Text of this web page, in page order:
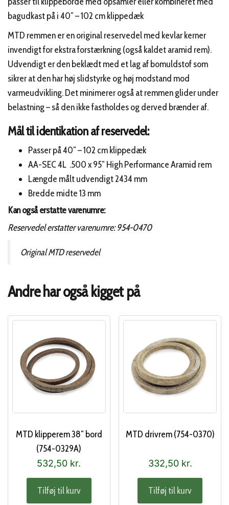
bagudkast på i 40″ – 102 cm klippedæk
MTD remmen er en original reservedel med kevlar kerner
invendigt for ekstra forstærkning (også kaldet aramid rem).
Udvendigt er den beklædt med et lag af bomuldstof som
sikrer at den har høj slidstyrke og høj modstand mod
varmeudvikling. Det minimerer også at remmen glider under
belastning – så den ikke fastholdes og derved brænder af.
Mål til identikation af reservedel:
Passer på 40″ – 102 cm klippedæk
AA-SEC 4L .500 x 95″ High Performance Aramid rem
Længde målt udvendigt 2434 mm
Bredde midte 13 mm
Kan også erstatte varenumre:
Reservedel erstatter varenumre: 954-0470
Original MTD reservedel
Andre har også kigget på
MTD klipperem 38″ bord
(754-0329A)
532,50 kr.
Tilføj til kurv
MTD drivrem (754-0370)
332,50 kr.
Tilføj til kurv